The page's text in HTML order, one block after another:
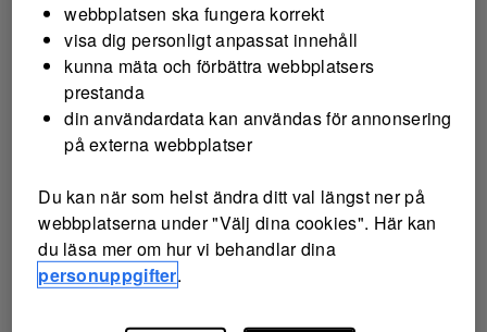
webbplatsen ska fungera korrekt
visa dig personligt anpassat innehåll
kunna mäta och förbättra webbplatsers
prestanda
din användardata kan användas för annonsering
på externa webbplatser
Du kan när som helst ändra ditt val längst ner på
webbplatserna under "Välj dina cookies". Här kan
du läsa mer om hur vi behandlar dina
personuppgifter.